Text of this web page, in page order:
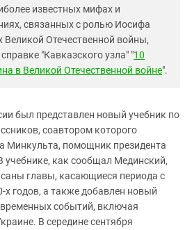
известных мифах и
связанных с ролью Иосифа
Великой Отечественной войны,
"Кавказского узла" "10
в Великой Отечественной войне".
был представлен новый учебник по
соавтором которого
Минкульта, помощник президента
как сообщал Мединский,
главы, касающиеся периода с
х годов, а также добавлен новый
событий, включая
В середине сентября